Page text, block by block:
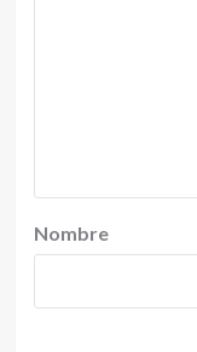
Nombre